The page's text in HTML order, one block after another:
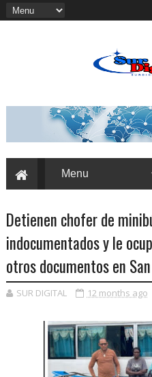
Detienen chofer de
indocumentados y le
otros documentos en
SUR DIGITAL 12 months ago